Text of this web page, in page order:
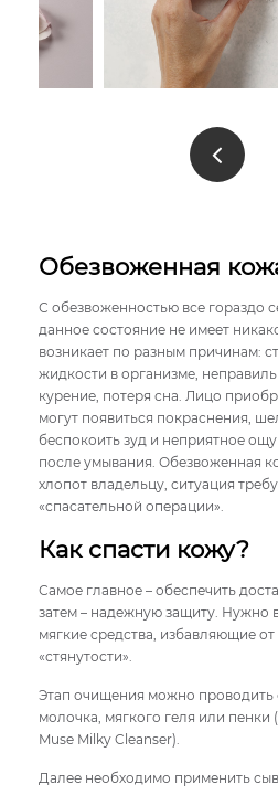
Обезвоженная
С обезвоженностью все гораздо
данное состояние не имеет
возникает по разным причинам:
жидкости в организме,
курение, потеря сна. Лицо
могут появиться покраснения,
беспокоить зуд и неприятное
после умывания. Обезвоженная
хлопот владельцу, ситуация
«спасательной операции».
Как спасти кожу?
Самое главное – обеспечить
затем – надежную защиту. Нужно
мягкие средства, избавляющие
«стянутости».
Этап очищения можно проводить
молочка, мягкого геля или
Muse Milky Cleanser).
Далее необходимо применить